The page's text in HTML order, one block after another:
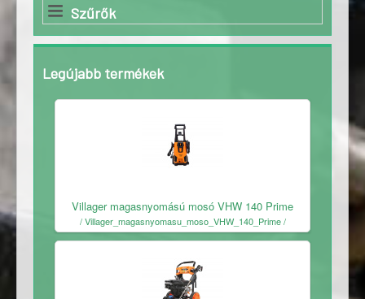
Szűrők
Legújabb termékek
Villager magasnyomású mosó VHW 140 Prime
/ Villager_magasnyomasu_moso_VHW_140_Prime /